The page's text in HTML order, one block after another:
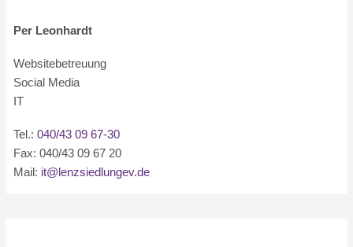
Per Leonhardt
Websitebetreuung
Social Media
IT
Tel.:040/43 09 67-30
Fax: 040/43 09 67 20
Mail: it@lenzsiedlungev.de